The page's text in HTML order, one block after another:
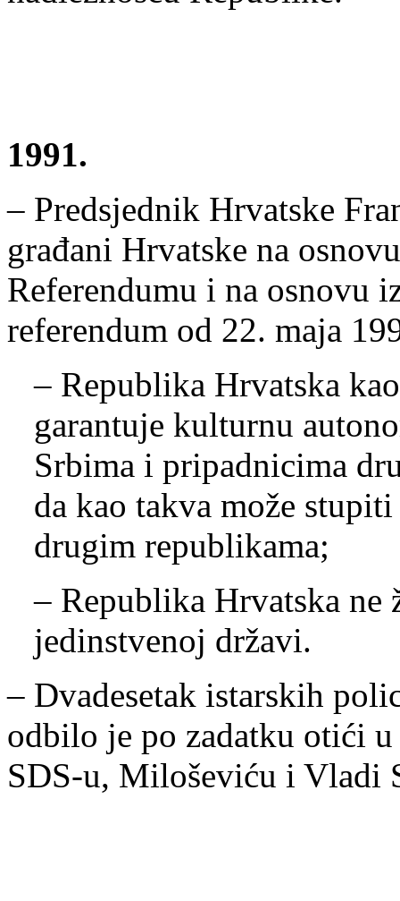
1991.
– Predsjednik Hrvatske
građani Hrvatske na
Referendumu i na osnovu
referendum od 22. maja
– Republika Hrvatska
garantuje kulturnu
Srbima i pripadnicima
da kao takva može
drugim republikama;
– Republika Hrvatska ne
jedinstvenoj državi.
– Dvadesetak istarskih
odbilo je po zadatku otići
SDS-u, Miloševiću i Vladi